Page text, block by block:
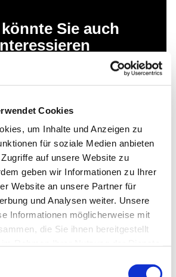
Cookies
um Inhalte und Anzeigen zu
für soziale Medien anbieten
auf unsere Website zu
geben wir Informationen zu Ihrer
Website an unsere Partner für
und Analysen weiter. Unsere
Informationen möglicherweise mit
die Sie ihnen bereitgestellt
Sie auch